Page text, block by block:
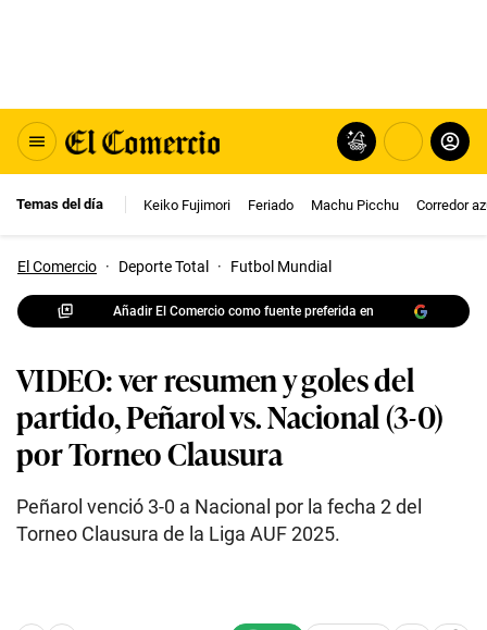
Temas del día Keiko Fujimori Feriado Machu Picchu Corredor
El Comercio · Deporte Total · Futbol Mundial
Añadir El Comercio como fuente preferida en
VIDEO: ver resumen y goles del
partido, Peñarol vs. Nacional (3-0)
por Torneo Clausura
Peñarol venció 3-0 a Nacional por la fecha 2 del
Torneo Clausura de la Liga AUF 2025.